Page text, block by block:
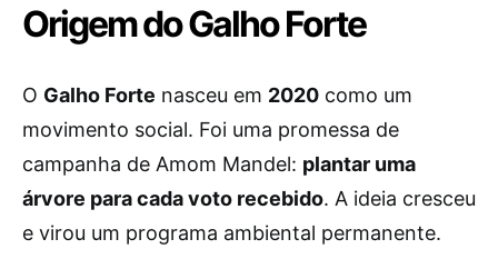
Origem do Galho Forte
O Galho Forte nasceu em 2020 como um
movimento social. Foi uma promessa de
campanha de Amom Mandel: plantar uma
árvore para cada voto recebido. A ideia cresceu
e virou um programa ambiental permanente.